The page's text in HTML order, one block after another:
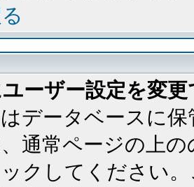
ーザー設定を変
データベースに
通常ページの上
クしてください